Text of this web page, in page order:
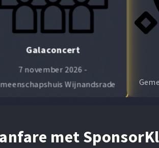
Galaconcert
7 november 2026 -
Wijnandsrade
met